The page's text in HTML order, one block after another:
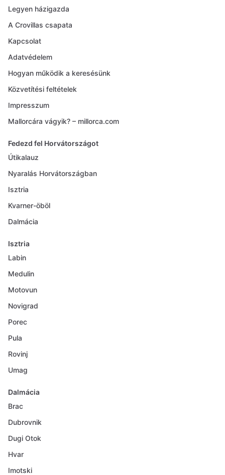
Legyen házigazda
A Crovillas csapata
Kapcsolat
Adatvédelem
Hogyan működik a keresésünk
Közvetítési feltételek
Impresszum
Mallorcára vágyik? – millorca.com
Fedezd fel Horvátországot
Útikalauz
Nyaralás Horvátországban
Isztria
Kvarner-öböl
Dalmácia
Isztria
Labin
Medulin
Motovun
Novigrad
Porec
Pula
Rovinj
Umag
Dalmácia
Brac
Dubrovnik
Dugi Otok
Hvar
Imotski